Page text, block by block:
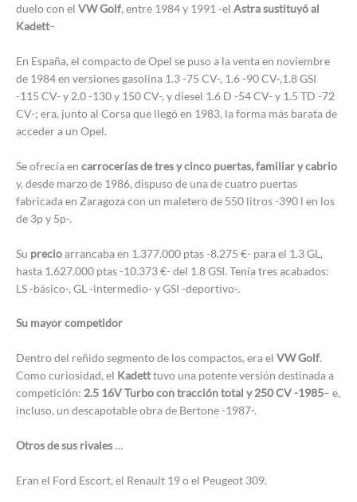
duelo con el VW Golf, entre 1984 y 1991 -el Astra sustituyó al
Kadett–
En España, el compacto de Opel se puso a la venta en noviembre
de 1984 en versiones gasolina 1.3 -75 CV-, 1.6 -90 CV-,1.8 GSI
-115 CV- y 2.0 -130 y 150 CV-, y diesel 1.6 D -54 CV- y 1.5 TD -72
CV-; era, junto al Corsa que llegó en 1983, la forma más barata de
acceder a un Opel.
Se ofrecía en carrocerías de tres y cinco puertas, familiar y cabrio
y, desde marzo de 1986, dispuso de una de cuatro puertas
fabricada en Zaragoza con un maletero de 550 litros -390 l en los
de 3p y 5p-.
Su precioarrancaba en 1.377.000 ptas -8.275 €- para el 1.3 GL,
hasta 1.627.000 ptas -10.373 €- del 1.8 GSI. Tenía tres acabados:
LS -básico-, GL -intermedio- y GSI -deportivo-.
Su mayor competidor
Dentro del reñido segmento de los compactos, era el VW Golf.
Como curiosidad, el Kadetttuvo una potente versión destinada a
competición: 2.5 16V Turbo con tracción total y 250 CV -1985– e,
incluso, un descapotable obra de Bertone -1987-.
Otros de sus rivales …
Eran el Ford Escort, el Renault 19 o el Peugeot 309.